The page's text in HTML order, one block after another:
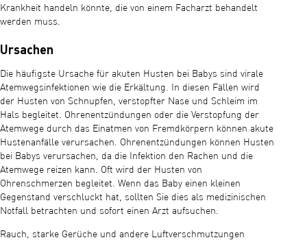
Krankheit handeln könnte, die von einem Facharzt behandelt
werden muss.
Ursachen
Die häufigste Ursache für akuten Husten bei Babys sind virale
Atemwegsinfektionen wie die Erkältung. In diesen Fällen wird
der Husten von Schnupfen, verstopfter Nase und Schleim im
Hals begleitet. Ohrenentzündungen oder die Verstopfung der
Atemwege durch das Einatmen von Fremdkörpern können akute
Hustenanfälle verursachen. Ohrenentzündungen können Husten
bei Babys verursachen, da die Infektion den Rachen und die
Atemwege reizen kann. Oft wird der Husten von
Ohrenschmerzen begleitet. Wenn das Baby einen kleinen
Gegenstand verschluckt hat, sollten Sie dies als medizinischen
Notfall betrachten und sofort einen Arzt aufsuchen.
Rauch, starke Gerüche und andere Luftverschmutzungen